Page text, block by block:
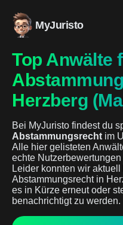
MyJuristo
Top Anwälte
Herzberg
Bei MyJuristo findest du
Abstammungsrecht im
Alle hier gelisteten
echte Nutzerbewertungen
Leider konnten wir
Abstammungsrecht in
es in Kürze erneut oder
benachrichtigt zu werden.